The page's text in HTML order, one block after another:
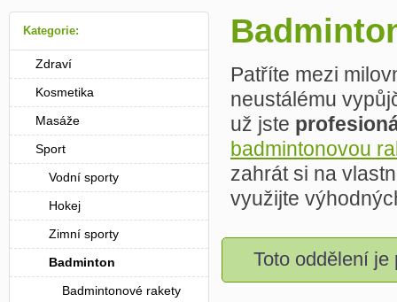
Patříte mezi
neustálému
už jste
badmintonovou
zahrát si na
využijte
Toto oddělení je
Kategorie:
Zdraví
Kosmetika
Masáže
Sport
Vodní sporty
Hokej
Zimní sporty
Badminton
Badmintonové rakety